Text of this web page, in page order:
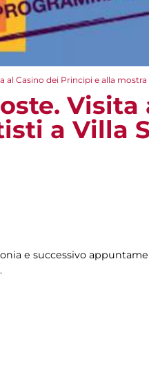
al Casino dei Principi e alla
Visita
a Villa
e successivo